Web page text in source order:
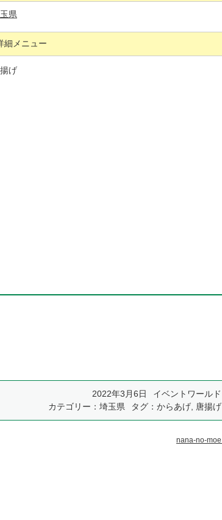
県
細メニュー
げ
2022年3月6日
イベントワールド
カテゴリー： 埼玉県 タグ： からあげ 唐揚げ
nana-no-moe